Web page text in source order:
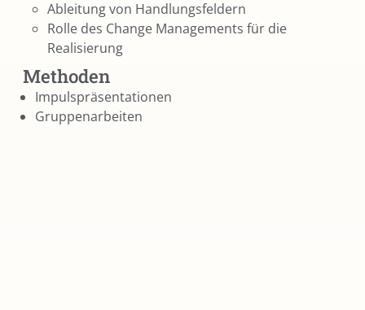
Ableitung von Handlungsfeldern
Rolle des Change Managements für die
Realisierung
Methoden
Impulspräsentationen
Gruppenarbeiten